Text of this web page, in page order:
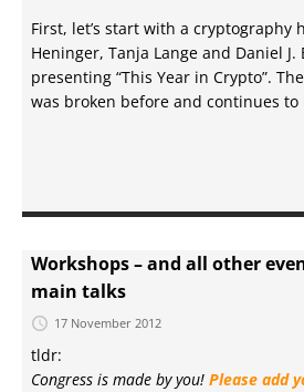
First, let’s start with a cryptography
Heninger, Tanja Lange and Daniel
presenting “This Year in Crypto”.
was broken before and continues
Workshops – and all other
main talks
17 November 2012
tldr:
Congress is made by you! Please add